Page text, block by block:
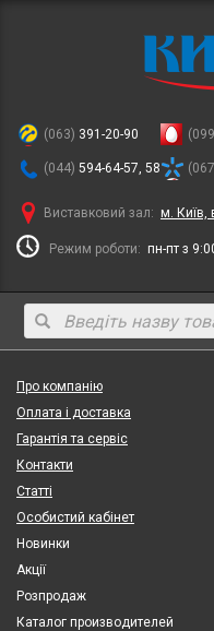
(063) 391-20-90
(044) 594-64-57, 58
Виставковий зал: м. Київ,
Режим роботи: пн-пт з
Про компанію
Оплата і доставка
Гарантія та сервіс
Контакти
Статті
Особистий кабінет
Новинки
Акції
Розпродаж
Каталог производителей